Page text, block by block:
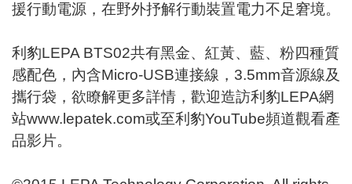
援行動電源，在野外抒解行動裝置電力不足窘境。
利豹LEPA BTS02共有黑金、紅黃、藍、粉四種質
感配色，內含Micro-USB連接線，3.5mm音源線及
攜行袋，欲瞭解更多詳情，歡迎造訪利豹LEPA網
站www.lepatek.com或至利豹YouTube頻道觀看產
品影片。